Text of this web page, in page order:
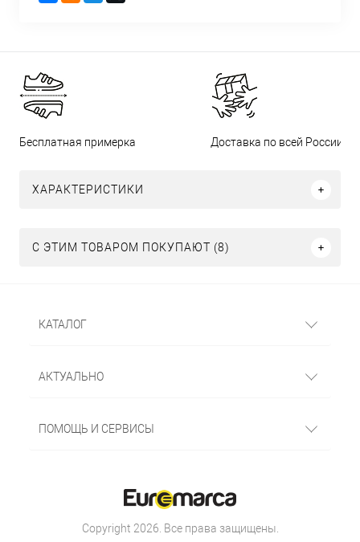
Бесплатная примерка Доставка по всей России
ХАРАКТЕРИСТИКИ
С ЭТИМ ТОВАРОМ ПОКУПАЮТ (8)
КАТАЛОГ
АКТУАЛЬНО
ПОМОЩЬ И СЕРВИСЫ
Copyright 2026. Все права защищены.